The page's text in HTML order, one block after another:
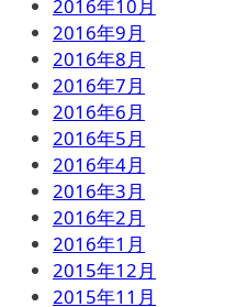
2016年10月
2016年9月
2016年8月
2016年7月
2016年6月
2016年5月
2016年4月
2016年3月
2016年2月
2016年1月
2015年12月
2015年11月